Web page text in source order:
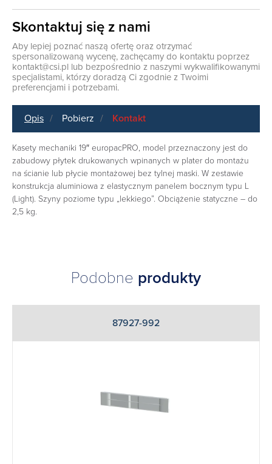
Skontaktuj się z nami
Aby lepiej poznać naszą ofertę oraz otrzymać
spersonalizowaną wycenę, zachęcamy do kontaktu poprzez
kontakt@csi.pl lub bezpośrednio z naszymi wykwalifikowanymi
specjalistami, którzy doradzą Ci zgodnie z Twoimi
preferencjami i potrzebami.
Opis Pobierz Kontakt
Kasety mechaniki 19″ europacPRO, model przeznaczony jest do
zabudowy płytek drukowanych wpinanych w plater do montażu
na ścianie lub płycie montażowej bez tylnej maski. W zestawie
konstrukcja aluminiowa z elastycznym panelem bocznym typu L
(Light). Szyny poziome typu „lekkiego”. Obciążenie statyczne – do
2,5 kg‎.
Podobne produkty
87927-992